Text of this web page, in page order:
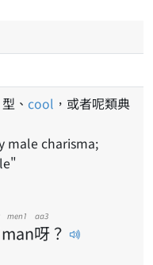
、 cool ，或者呢類典
man
men1
呀
aa3
？